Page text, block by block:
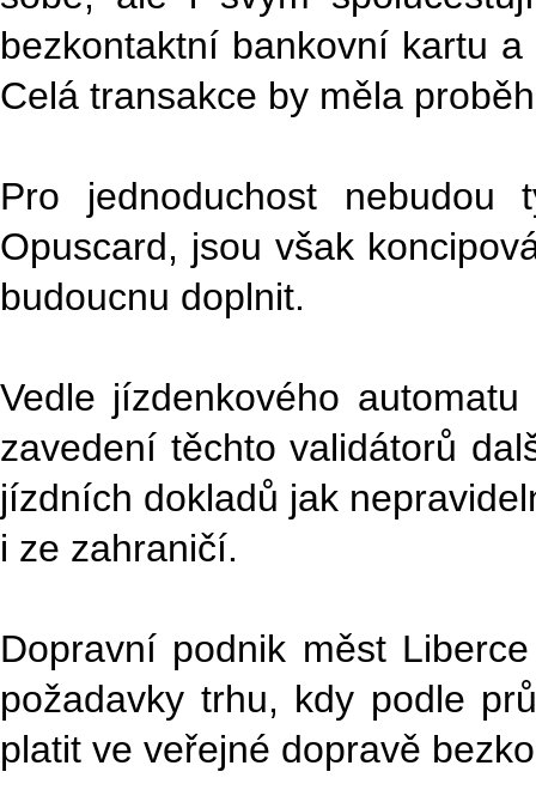
bezkontaktní bankovní kartu
Celá transakce by měla
Pro jednoduchost nebudou
Opuscard, jsou však
budoucnu doplnit.
Vedle jízdenkového
zavedení těchto validátorů
jízdních dokladů jak
i ze zahraničí.
Dopravní podnik měst
požadavky trhu, kdy podle
platit ve veřejné dopravě